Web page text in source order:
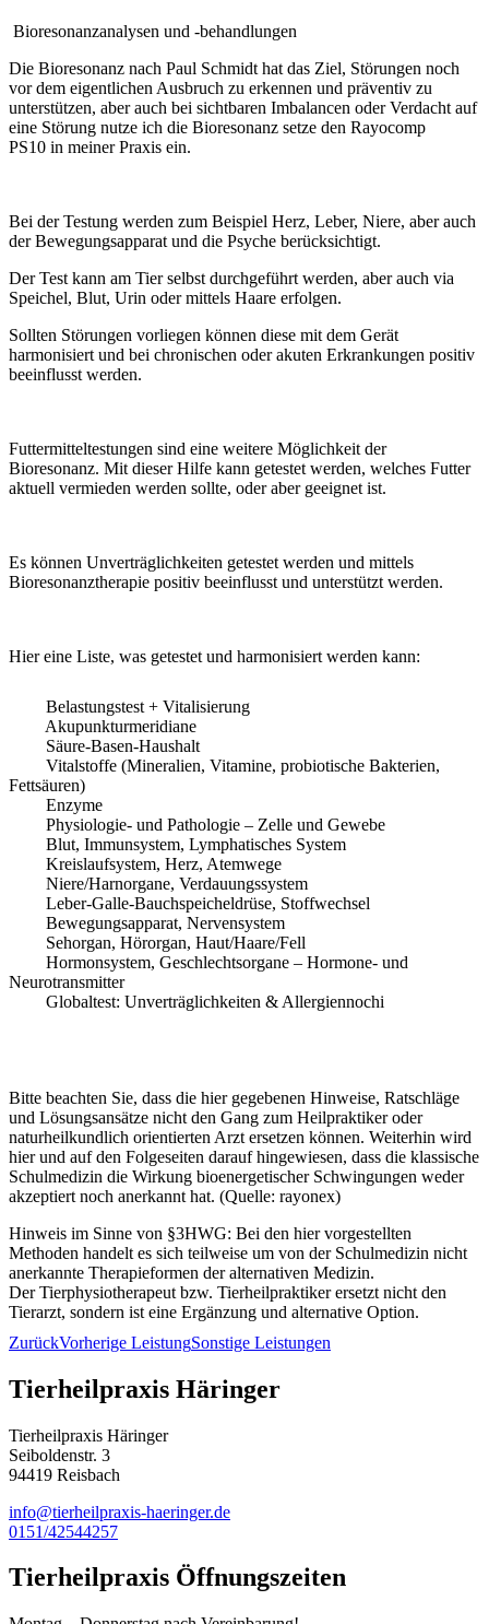
Bioresonanzanalysen und -behandlungen
Die Bioresonanz nach Paul Schmidt hat das Ziel, Störungen noch
vor dem eigentlichen Ausbruch zu erkennen und präventiv zu
unterstützen, aber auch bei sichtbaren Imbalancen oder Verdacht auf
eine Störung nutze ich die Bioresonanz setze den Rayocomp
PS10 in meiner Praxis ein.
Bei der Testung werden zum Beispiel Herz, Leber, Niere, aber auch
der Bewegungsapparat und die Psyche berücksichtigt.
Der Test kann am Tier selbst durchgeführt werden, aber auch via
Speichel, Blut, Urin oder mittels Haare erfolgen.
Sollten Störungen vorliegen können diese mit dem Gerät
harmonisiert und bei chronischen oder akuten Erkrankungen positiv
beeinflusst werden.
Futtermitteltestungen sind eine weitere Möglichkeit der
Bioresonanz. Mit dieser Hilfe kann getestet werden, welches Futter
aktuell vermieden werden sollte, oder aber geeignet ist.
Es können Unverträglichkeiten getestet werden und mittels
Bioresonanztherapie positiv beeinflusst und unterstützt werden.
Hier eine Liste, was getestet und harmonisiert werden kann:
Belastungstest + Vitalisierung
Akupunkturmeridiane
Säure-Basen-Haushalt
Vitalstoffe (Mineralien, Vitamine, probiotische Bakterien,
Fettsäuren)
Enzyme
Physiologie- und Pathologie – Zelle und Gewebe
Blut, Immunsystem, Lymphatisches System
Kreislaufsystem, Herz, Atemwege
Niere/Harnorgane, Verdauungssystem
Leber-Galle-Bauchspeicheldrüse, Stoffwechsel
Bewegungsapparat, Nervensystem
Sehorgan, Hörorgan, Haut/Haare/Fell
Hormonsystem, Geschlechtsorgane – Hormone- und
Neurotransmitter
Globaltest: Unverträglichkeiten & Allergiennochi
Bitte beachten Sie, dass die hier gegebenen Hinweise, Ratschläge
und Lösungsansätze nicht den Gang zum Heilpraktiker oder
naturheilkundlich orientierten Arzt ersetzen können. Weiterhin wird
hier und auf den Folgeseiten darauf hingewiesen, dass die klassische
Schulmedizin die Wirkung bioenergetischer Schwingungen weder
akzeptiert noch anerkannt hat. (Quelle: rayonex)
Hinweis im Sinne von §3HWG: Bei den hier vorgestellten
Methoden handelt es sich teilweise um von der Schulmedizin nicht
anerkannte Therapieformen der alternativen Medizin.
Der Tierphysiotherapeut bzw. Tierheilpraktiker ersetzt nicht den
Tierarzt, sondern ist eine Ergänzung und alternative Option.
ZurückVorherige LeistungSonstige Leistungen
Tierheilpraxis Häringer
Tierheilpraxis Häringer
Seiboldenstr. 3
94419 Reisbach
info@tierheilpraxis-haeringer.de
0151/42544257
Tierheilpraxis Öffnungszeiten